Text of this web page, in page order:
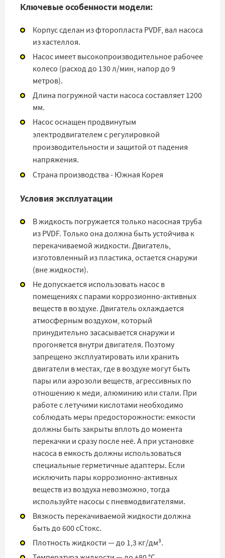
Ключевые особенности модели:
Корпус сделан из фторопласта PVDF, вал насоса
из хастеллоя.
Насос имеет высокопроизводительное рабочее
колесо (расход до 130 л/мин, напор до 9
метров).
Длина погружной части насоса составляет 1200
мм.
Насос оснащен продвинутым
электродвигателем с регулировкой
производительности и защитой от падения
напряжения.
Страна производства - Южная Корея
Условия эксплуатации
В жидкость погружается только насосная труба
из PVDF. Только она должна быть устойчива к
перекачиваемой жидкости. Двигатель,
изготовленный из пластика, остается снаружи
(вне жидкости).
Не допускается использовать насос в
помещениях с парами коррозионно-активных
веществ в воздухе. Двигатель охлаждается
атмосферным воздухом, который
принудительно засасывается снаружи и
прогоняется внутри двигателя. Поэтому
запрещено эксплуатировать или хранить
двигатели в местах, где в воздухе могут быть
пары или аэрозоли веществ, агрессивных по
отношению к меди, алюминию или стали. При
работе с летучими кислотами необходимо
соблюдать меры предосторожности: емкости
должны быть закрыты вплоть до момента
перекачки и сразу после неё. А при установке
насоса в емкость должны использоваться
специальные герметичные адаптеры. Если
исключить пары коррозионно-активных
веществ из воздуха невозможно, тогда
используйте насосы с пневмодвигателями.
Вязкость перекачиваемой жидкости должна
быть до 600 сСтокс.
Плотность жидкости — до 1,3 кг/дм³.